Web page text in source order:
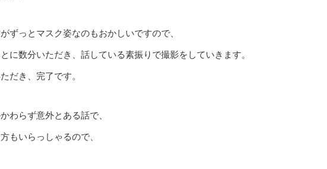
ずっとマスク姿なのもおかしいですので、
に数分いただき、話している素振りで撮影をしていきます。
だき、完了です。
わらず意外とある話で、
もいらっしゃるので、